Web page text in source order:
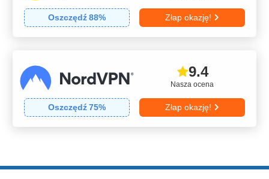
Oszczędź88% Złap okazję!
Nasza ocena
9.4
Oszczędź75% Złap okazję!